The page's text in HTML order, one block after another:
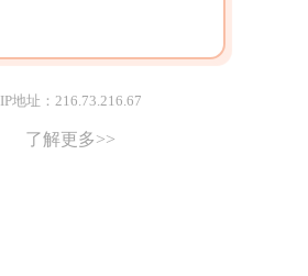
IP地址：216.73.216.67
了解更多>>